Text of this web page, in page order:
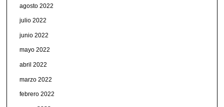
agosto 2022
julio 2022
junio 2022
mayo 2022
abril 2022
marzo 2022
febrero 2022